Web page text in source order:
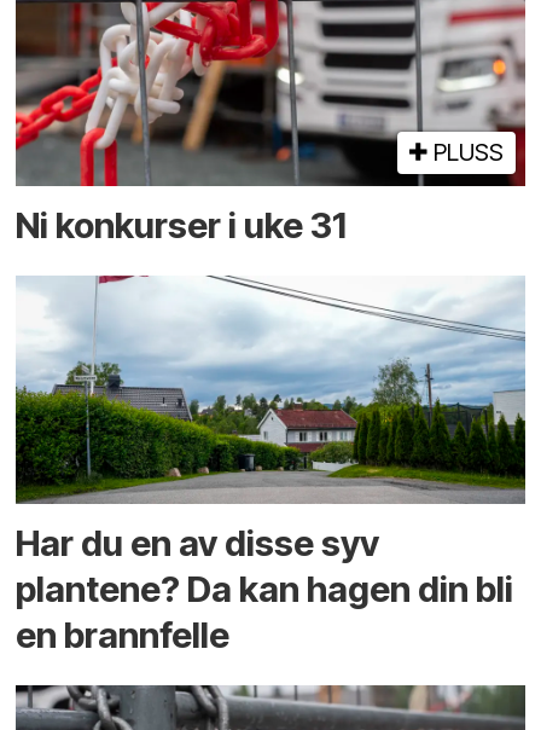
PLUSS
Ni konkurser i uke 31
Har du en av disse syv
plantene? Da kan hagen din bli
en brannfelle